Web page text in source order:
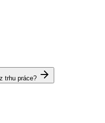
trhu práce?